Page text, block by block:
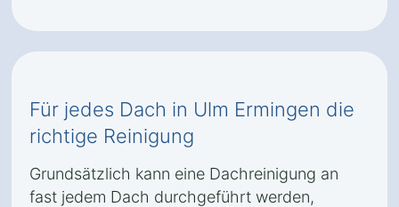
Für jedes Dach in Ulm Ermingen die
richtige Reinigung
Grundsätzlich kann eine Dachreinigung an
fast jedem Dach durchgeführt werden,